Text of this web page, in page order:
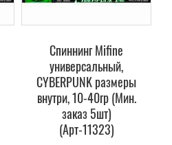
Спиннинг Mifine
универсальный,
CYBERPUNK размеры
внутри, 10-40гр (Мин.
заказ 5шт)
(Арт-11323)